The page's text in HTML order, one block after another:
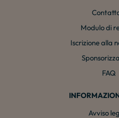
Modulo di
Iscrizione alla
FAQ
Avviso